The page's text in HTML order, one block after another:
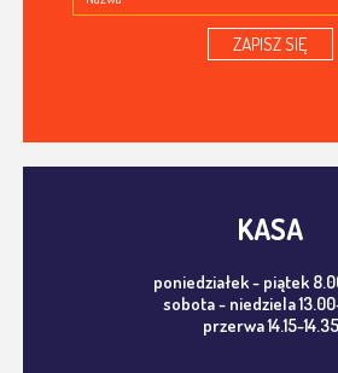
ZAPISZ SIĘ
KASA
poniedziałek - piątek
sobota - niedziela
przerwa 14.15-14.35